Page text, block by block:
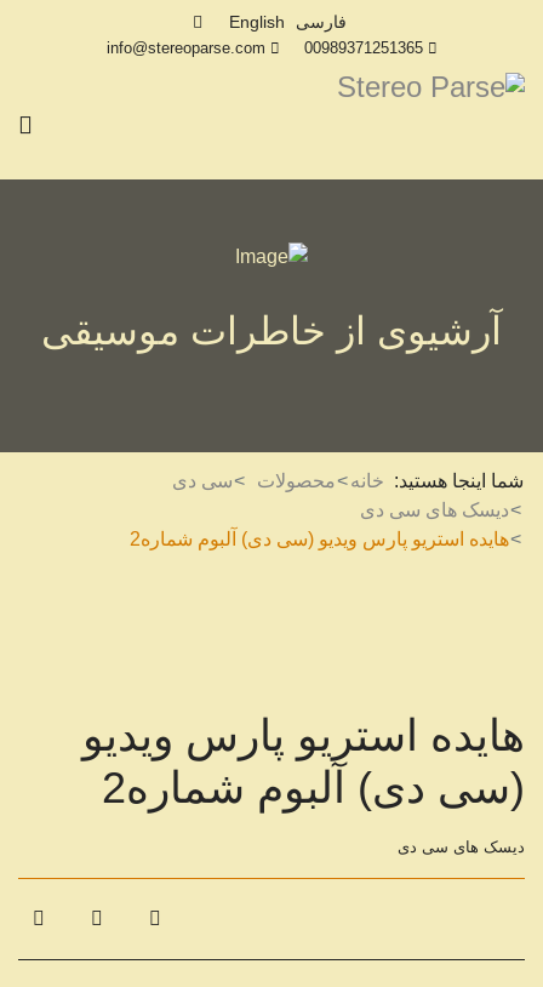
فارسی English
00989371251365
info@stereoparse.com
آرشیوی از خاطرات موسیقی
شما اینجا هستید: خانه محصولات
سی دی
دیسک های سی دی
هایده استریو پارس ویدیو (سی دی) آلبوم شماره2
هایده استریو پارس ویدیو
(سی دی) آلبوم شماره2
دیسک های سی دی